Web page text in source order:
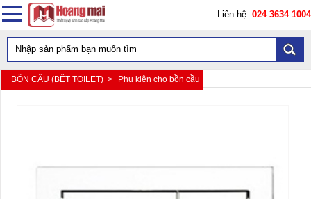
Liên hệ: 024 3634 1004
BỒN CẦU (BỆT TOILET) > Phụ kiện cho bồn cầu